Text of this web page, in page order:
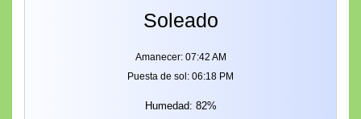
Soleado
Amanecer: 07:42 AM
Puesta de sol: 06:18 PM
Humedad: 82%